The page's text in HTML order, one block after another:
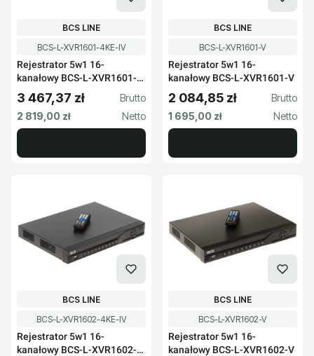
Kod produktu
BCS-L-XVR1601-4KE-IV
Rejestrator 5w1 16-
kanałowy BCS-L-XVR1601-
4KE-IV
PRODUCENT
BCS LINE
Cena brutto
3 467,37 zł
Cena netto
2 819,00 zł
Kod produktu
BCS-L-XVR1601-V
Rejestrator 5w1 16-
kanałowy BCS-L-XVR1601-V
PRODUCENT
BCS LINE
Cena brutto
2 084,85 zł
Cena netto
1 695,00 zł
Kod produktu
BCS-L-XVR1602-4KE-IV
Rejestrator 5w1 16-
kanałowy BCS-L-XVR1602-
PRODUCENT
BCS LINE
Kod produktu
BCS-L-XVR1602-V
Rejestrator 5w1 16-
kanałowy BCS-L-XVR1602-V
PRODUCENT
BCS LINE